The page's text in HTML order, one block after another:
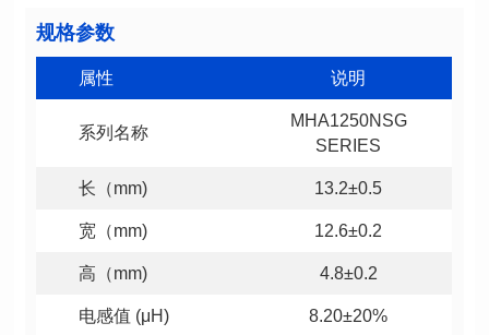
规格参数
属性 说明
系列名称
SERIES
长（mm) 13.2±0.5
宽（mm) 12.6±0.2
高（mm) 4.8±0.2
电感值 (μH) 8.20±20%